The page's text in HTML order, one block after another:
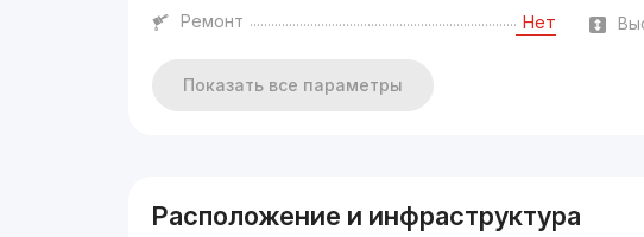
Ремонт Нет
Показать все параметры
Расположение и инфраструктура